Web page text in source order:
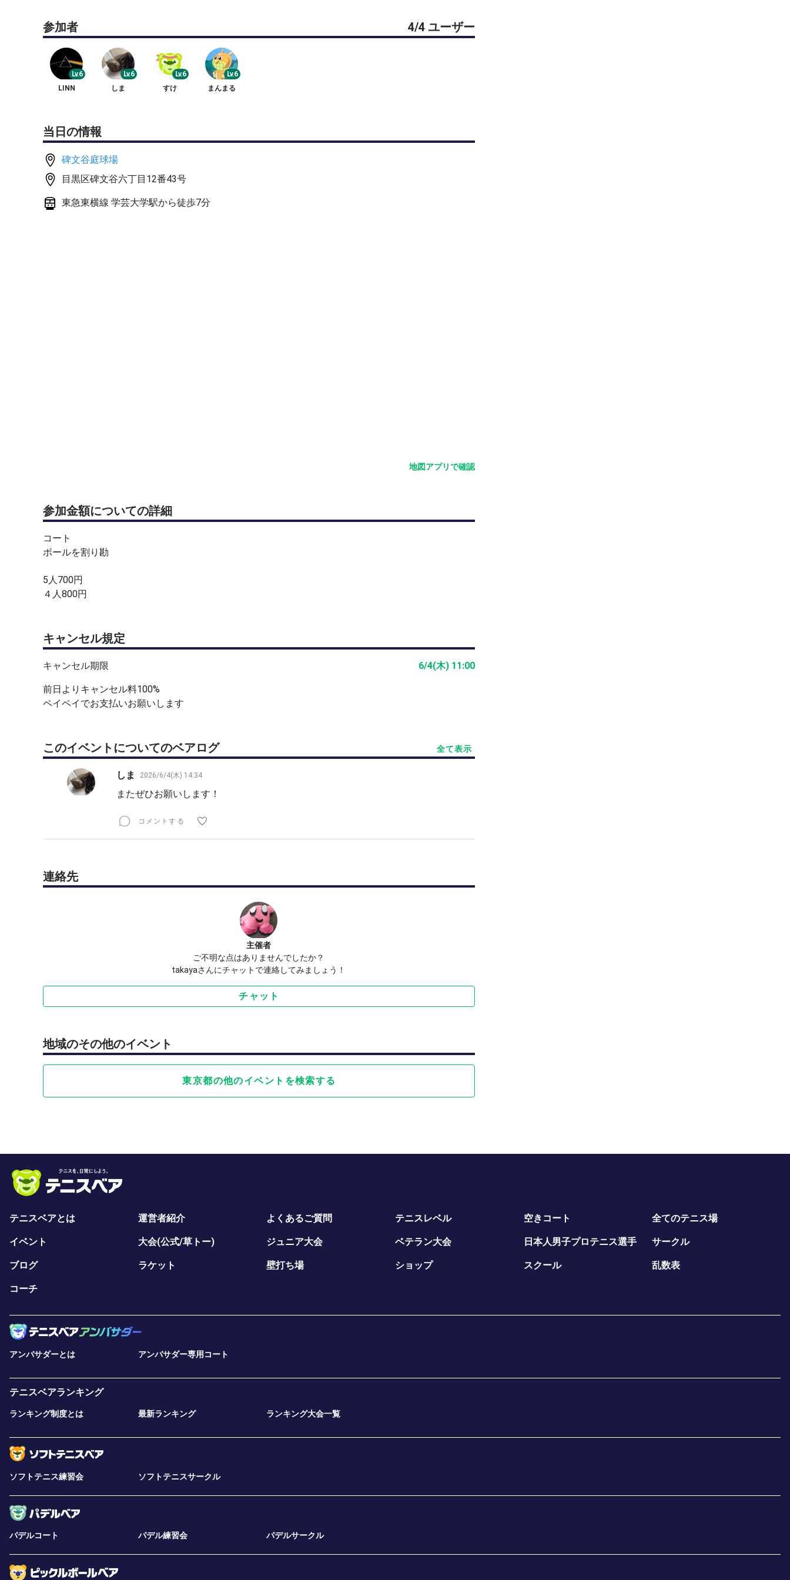
参加者 4/4 ユーザー
Lv.6
LINN
Lv.6
しま
Lv.6
すけ
Lv.6
まんまる
当日の情報
碑文谷庭球場
目黒区碑文谷六丁目12番43号
東急東横線 学芸大学駅から徒歩7分
地図アプリで確認
参加金額についての詳細
コート
ボールを割り勘
5人700円
４人800円
キャンセル規定
キャンセル期限 6/4(木) 11:00
前日よりキャンセル料100%
ペイペイでお支払いお願いします
このイベントについてのベアログ 全て表示
しま 2026/6/4(木) 14:34
またぜひお願いします！
コメントする
連絡先
主催者
ご不明な点はありませんでしたか？
takayaさんにチャットで連絡してみましょう！
チャット
地域のその他のイベント
東京都の他のイベントを検索する
テニスベアとは 運営者紹介 よくあるご質問 テニスレベル 空きコート 全てのテニス場
イベント 大会(公式/草トー) ジュニア大会 ベテラン大会 日本人男子プロテニス選手 サークル
ブログ ラケット 壁打ち場 ショップ スクール 乱数表
コーチ
アンバサダーとは アンバサダー専用コート
テニスベアランキング
ランキング制度とは 最新ランキング ランキング大会一覧
ソフトテニス練習会 ソフトテニスサークル
パデルコート パデル練習会 パデルサークル